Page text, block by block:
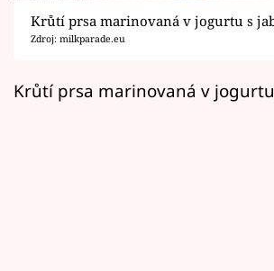
Filmový festival Karlovy
Krůtí prsa marinovaná v jogurtu s
Zdroj: milkparade.eu
Krůtí prsa marinovaná v